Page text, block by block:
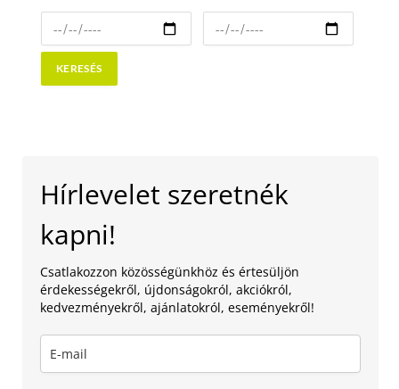
Hírlevelet szeretnék
kapni!
Csatlakozzon közösségünkhöz és értesüljön
érdekességekről, újdonságokról, akciókról,
kedvezményekről, ajánlatokról, eseményekről!